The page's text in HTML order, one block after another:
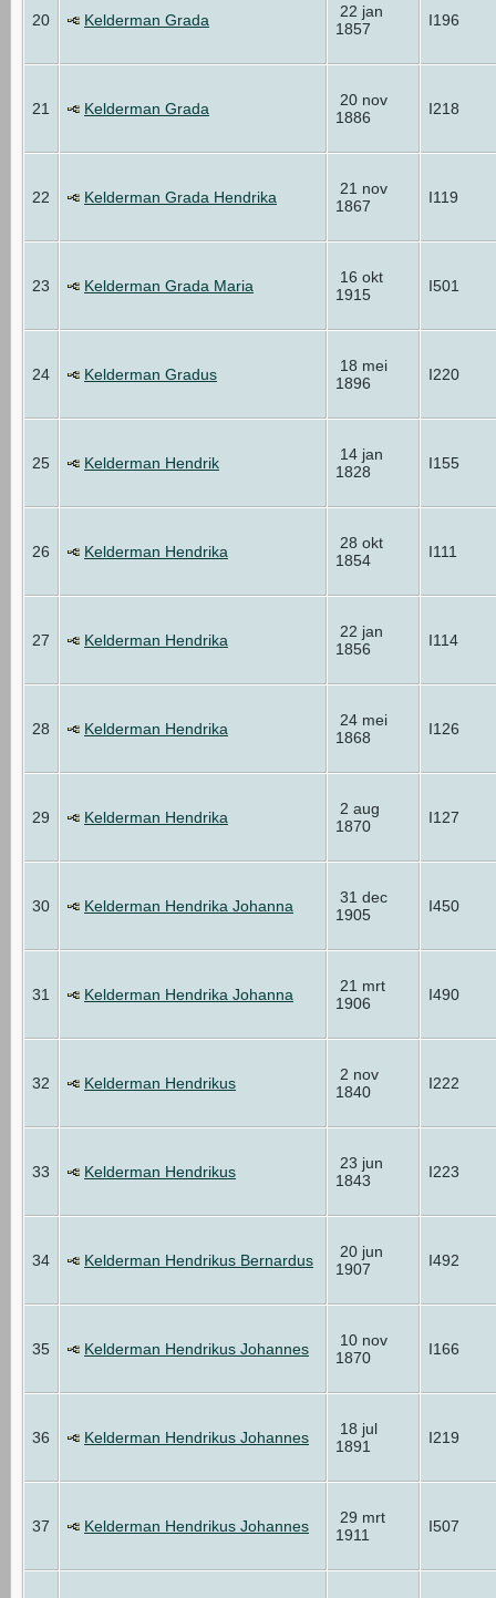
20 Kelderman Grada
22 jan
1857
I196
21 Kelderman Grada
20 nov
1886
I218
22 Kelderman Grada Hendrika
21 nov
1867
I119
23 Kelderman Grada Maria
16 okt
1915
I501
24 Kelderman Gradus
18 mei
1896
I220
25 Kelderman Hendrik
14 jan
1828
I155
26 Kelderman Hendrika
28 okt
1854
I111
27 Kelderman Hendrika
22 jan
1856
I114
28 Kelderman Hendrika
24 mei
1868
I126
29 Kelderman Hendrika
2 aug
1870
I127
30 Kelderman Hendrika Johanna
31 dec
1905
I450
31 Kelderman Hendrika Johanna
21 mrt
1906
I490
32 Kelderman Hendrikus
2 nov
1840
I222
33 Kelderman Hendrikus
23 jun
1843
I223
34 Kelderman Hendrikus Bernardus
20 jun
1907
I492
35 Kelderman Hendrikus Johannes
10 nov
1870
I166
36 Kelderman Hendrikus Johannes
18 jul
1891
I219
37 Kelderman Hendrikus Johannes
29 mrt
1911
I507